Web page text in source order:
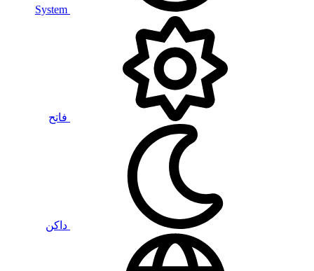
فاتح
داكن